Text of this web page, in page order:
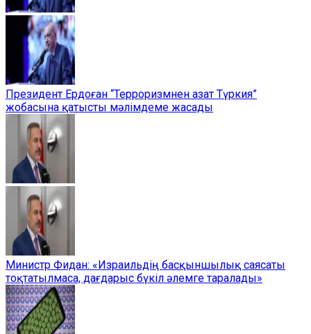
Президент Ердоған “Терроризмнен азат Түркия”
жобасына қатысты мәлімдеме жасады
Министр Фидан: «Израильдің басқыншылық саясаты
тоқтатылмаса, дағдарыс бүкіл әлемге таралады»